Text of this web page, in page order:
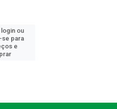
login ou
se para
e